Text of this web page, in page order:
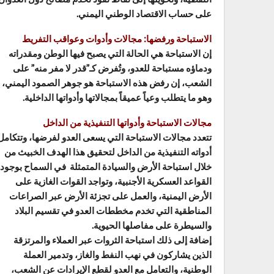
على حساب الاقتصاد الوطني اليمني.
الاستباحة ورفضها: مجالات وأدوات وعواقب التفريط
إن الاستباحة هي الحالة التي يصبح فيها الوطن ومقدراته
ودماؤه مستباحة للعدو، وتُفرض كـ”قدر لا مفر منه” على
الشعب، إن رفض هذه الاستباحة هو جوهر الصمود اليمني،
وهو ما يتطلب وعياً عميقاً بمجالاتها وأدواتها الداخلية.
مجالات الاستباحة وأدواتها التنفيذية من الداخل
تتعدد مجالات الاستباحة التي يسعى العدو لفرضها،
أدواته التنفيذية من الداخل لتحقيق هذا الهدف الخبيث من
خلال استباحة الأرض والسيادة المتمثلة في السماح بوجود
القواعد العسكرية الأجنبية، وتواجد القوات الغازية على
الأرض اليمنية، والعمل على تجزئة الأرض عبر الصراعات
المناطقية التي تخدم مخططات العدو في تقسيم البلاد
والسيطرة على مفاصلها الحيوية.
إضافة إلى ذلك استباحة الثروات عبر العملاء والمرتزقة
الذين يشاركون في نهب النفط والغاز، وتدمير العملة
الوطنية، والتعامل مع العدو لقطع الإيرادات عن الشعب،